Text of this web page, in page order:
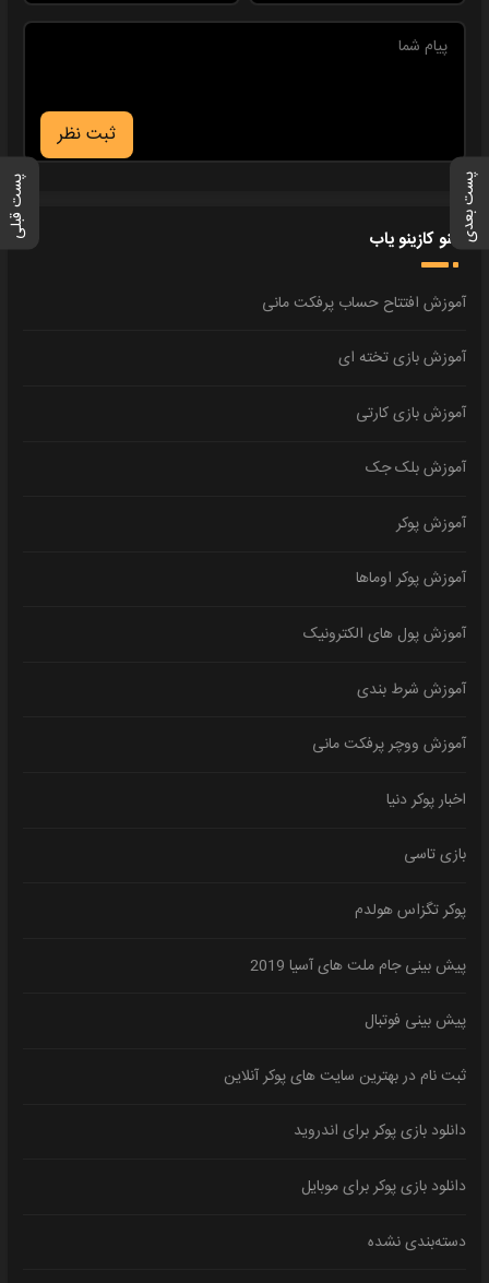
پست بعدی پست قبلی
ثبت نظر
منو کازینو یاب
آموزش افتتاح حساب پرفکت مانی
آموزش بازی تخته ای
آموزش بازی کارتی
آموزش بلک جک
آموزش پوکر
آموزش پوکر اوماها
آموزش پول های الکترونیک
آموزش شرط بندی
آموزش ووچر پرفکت مانی
اخبار پوکر دنیا
بازی تاسی
پوکر تگزاس هولدم
پیش بینی جام ملت های آسیا 2019
پیش بینی فوتبال
ثبت نام در بهترین سایت های پوکر آنلاین
دانلود بازی پوکر برای اندروید
دانلود بازی پوکر برای موبایل
دسته‌بندی نشده